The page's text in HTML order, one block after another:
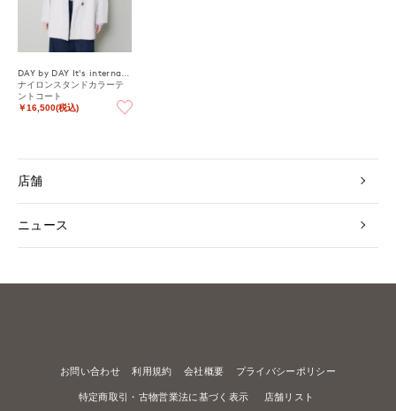
ナイロンスタンドカラーテ
ントコート
￥16,500(税込)
店舗
ニュース
お問い合わせ 利用規約 会社概要 プライバシーポリシー
特定商取引・古物営業法に基づく表示 店舗リスト